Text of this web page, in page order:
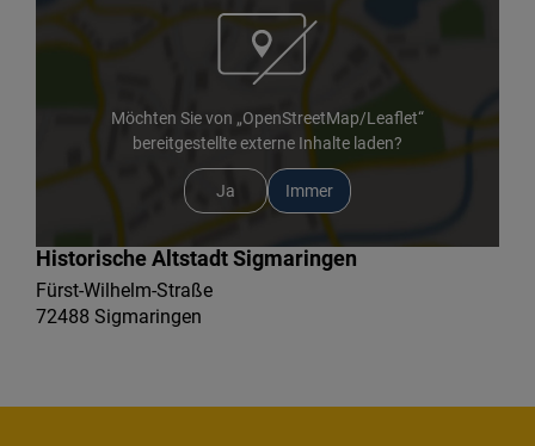
Möchten Sie von „OpenStreetMap/Leaflet“
bereitgestellte externe Inhalte laden?
Ja Immer
Historische Altstadt Sigmaringen
Fürst-Wilhelm-Straße
72488 Sigmaringen